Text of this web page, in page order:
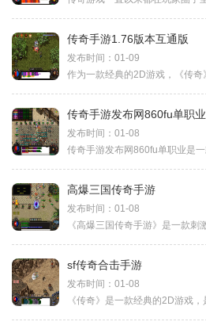
传奇手游1.76版本互通版
发布时间：01-09
传奇手游发布网860fu单职业
发布时间：01-08
高爆三国传奇手游
发布时间：01-08
sf传奇合击手游
发布时间：01-08